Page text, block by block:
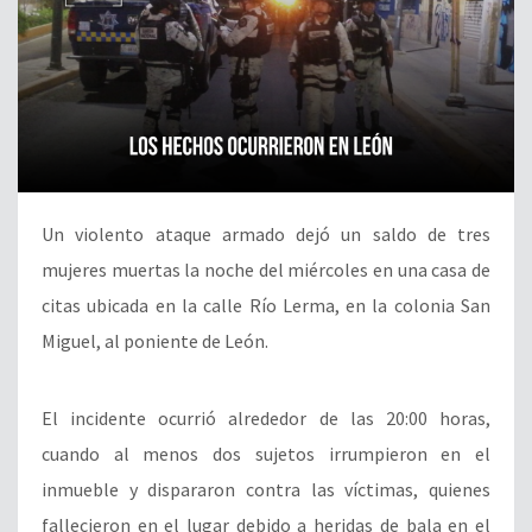
Un violento ataque armado dejó un saldo de tres
mujeres muertas la noche del miércoles en una casa de
citas ubicada en la calle Río Lerma, en la colonia San
Miguel, al poniente de León.
El incidente ocurrió alrededor de las 20:00 horas,
cuando al menos dos sujetos irrumpieron en el
inmueble y dispararon contra las víctimas, quienes
fallecieron en el lugar debido a heridas de bala en el